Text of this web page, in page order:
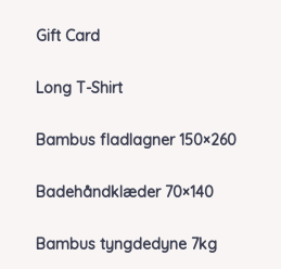
Gift Card
Long T-Shirt
Bambus fladlagner 150×260
Badehåndklæder 70×140
Bambus tyngdedyne 7kg